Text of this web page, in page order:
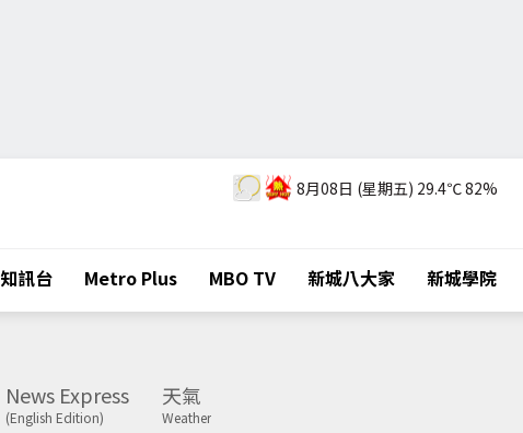
8月08日 (星期五) 29.4℃82%
知訊台 Metro Plus MBO TV 新城八大家 新城學院
News Express
(English Edition)
天氣
Weather